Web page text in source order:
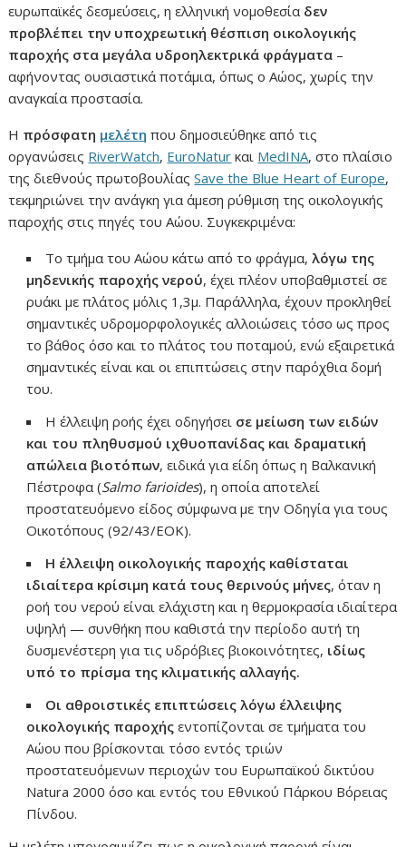
ευρωπαϊκές δεσμεύσεις, η ελληνική νομοθεσία δεν
προβλέπει την υποχρεωτική θέσπιση οικολογικής
παροχής στα μεγάλα υδροηλεκτρικά φράγματα –
αφήνοντας ουσιαστικά ποτάμια, όπως ο Αώος, χωρίς την
αναγκαία προστασία.
Η πρόσφατη μελέτη που δημοσιεύθηκε από τις
οργανώσεις RiverWatch, EuroNatur και MedINA, στο πλαίσιο
της διεθνούς πρωτοβουλίαςSave the Blue Heart of Europe,
τεκμηριώνει την ανάγκη για άμεση ρύθμιση της οικολογικής
παροχής στις πηγές του Αώου. Συγκεκριμένα:
Το τμήμα του Αώου κάτω από το φράγμα,λόγω της
μηδενικής παροχής νερού, έχει πλέον υποβαθμιστεί σε
ρυάκι με πλάτος μόλις 1,3μ. Παράλληλα, έχουν προκληθεί
σημαντικές υδρομορφολογικές αλλοιώσεις τόσο ως προς
το βάθος όσο και το πλάτος του ποταμού, ενώ εξαιρετικά
σημαντικές είναι και οι επιπτώσεις στην παρόχθια δομή
του.
Η έλλειψη ροής έχει οδηγήσει σε μείωση των ειδών
και του πληθυσμού ιχθυοπανίδας και δραματική
απώλεια βιοτόπων, ειδικά για είδη όπως η Βαλκανική
Πέστροφα (Salmo farioides), η οποία αποτελεί
προστατευόμενο είδος σύμφωνα με την Οδηγία για τους
Οικοτόπους (92/43/ΕΟΚ).
Η έλλειψη οικολογικής παροχής καθίσταται
ιδιαίτερα κρίσιμη κατά τους θερινούς μήνες, όταν η
ροή του νερού είναι ελάχιστη και η θερμοκρασία ιδιαίτερα
υψηλή — συνθήκη που καθιστά την περίοδο αυτή τη
δυσμενέστερη για τις υδρόβιες βιοκοινότητες, ιδίως
υπό το πρίσμα της κλιματικής αλλαγής.
Οι αθροιστικές επιπτώσεις λόγω έλλειψης
οικολογικής παροχής εντοπίζονται σε τμήματα του
Αώου που βρίσκονται τόσο εντός τριών
προστατευόμενων περιοχών του Ευρωπαϊκού δικτύου
Natura 2000 όσο και εντός του Εθνικού Πάρκου Βόρειας
Πίνδου.